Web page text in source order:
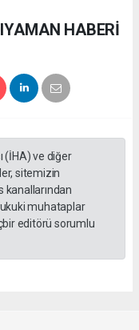
HABERİ
(İHA) ve diğer
sitemizin
muhataplar
editörü sorumlu